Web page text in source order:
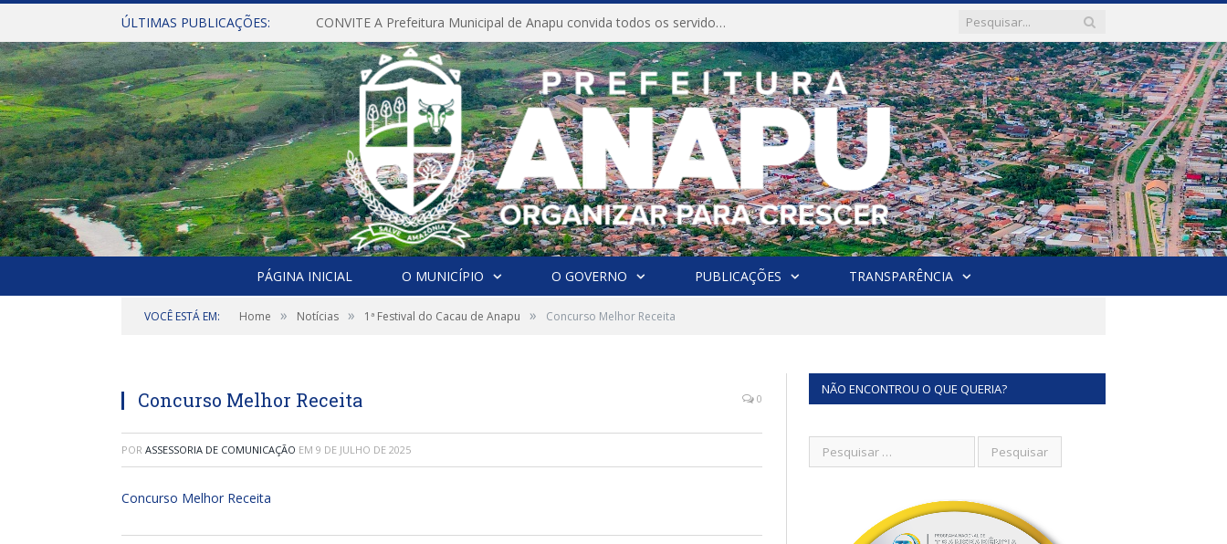
ÚLTIMAS PUBLICAÇÕES: CONVITE A Prefeitura Municipal de Anapu convida todos os servidores públicos municipais para participarem da Audiência Pública de discussão da Lei de Diretrizes Orçamentárias (LDO), importante instrumento de planejamento das ações e investimentos da Administração Pública para o próximo exercício financeiro.
PÁGINA INICIAL O MUNICÍPIO O GOVERNO PUBLICAÇÕES TRANSPARÊNCIA
VOCÊ ESTÁ EM: Home » Notícias » 1ª Festival do Cacau de Anapu » Concurso Melhor Receita
Concurso Melhor Receita 0
POR ASSESSORIA DE COMUNICAÇÃO EM 9 DE JULHO DE 2025
Concurso Melhor Receita
NÃO ENCONTROU O QUE QUERIA?